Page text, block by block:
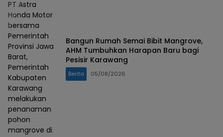
PT Astra
Honda Motor
bersama
Pemerintah
Provinsi Jawa
Barat,
Pemerintah
Kabupaten
Karawang
melakukan
penanaman
pohon
mangrove di
Bangun Rumah Semai Bibit Mangrove,
AHM Tumbuhkan Harapan Baru bagi
Pesisir Karawang
Berita 05/08/2026